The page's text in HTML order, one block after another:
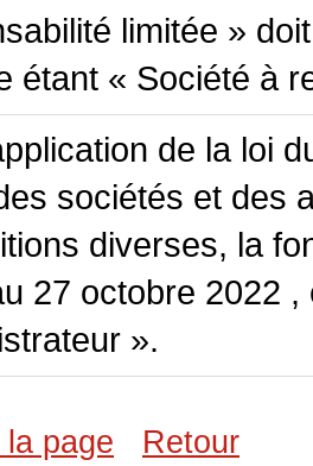
limitée »
étant « Société à
de la loi
sociétés et des
diverses, la
27 octobre 2022
».
page Retour